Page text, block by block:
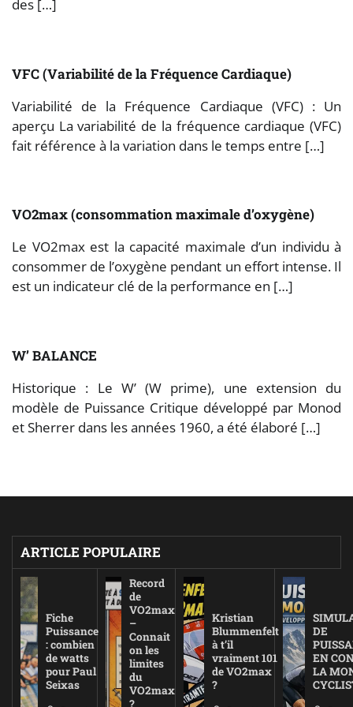
des […]
VFC (Variabilité de la Fréquence Cardiaque)
Variabilité de la Fréquence Cardiaque (VFC) : Un
aperçu La variabilité de la fréquence cardiaque (VFC)
fait référence à la variation dans le temps entre […]
VO2max (consommation maximale d’oxygène)
Le VO2max est la capacité maximale d’un individu à
consommer de l’oxygène pendant un effort intense. Il
est un indicateur clé de la performance en […]
W’ BALANCE
Historique : Le W’ (W prime), une extension du
modèle de Puissance Critique développé par Monod
et Sherrer dans les années 1960, a été élaboré […]
ARTICLE POPULAIRE
Fiche
Puissance
: combien
de watts
pour Paul
Seixas
Record
de
VO2max
–
Connait
on les
limites
du
VO2max
Kristian
Blummenfelt
à t’il
vraiment 101
de VO2max
?
DE
EN
LA